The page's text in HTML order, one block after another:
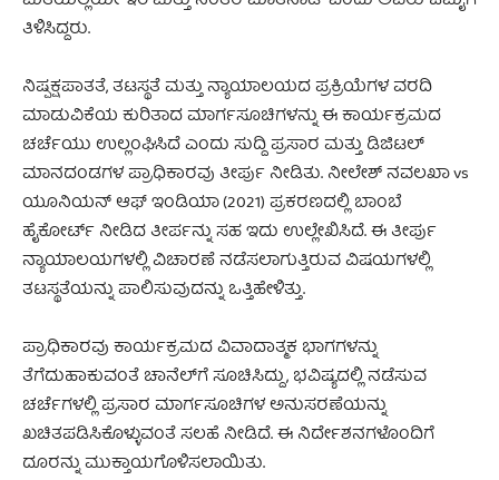
ತಿಳಿಸಿದ್ದರು.
ನಿಷ್ಪಕ್ಷಪಾತತೆ, ತಟಸ್ಥತೆ ಮತ್ತು ನ್ಯಾಯಾಲಯದ ಪ್ರಕ್ರಿಯೆಗಳ ವರದಿ
ಮಾಡುವಿಕೆಯ ಕುರಿತಾದ ಮಾರ್ಗಸೂಚಿಗಳನ್ನು ಈ ಕಾರ್ಯಕ್ರಮದ
ಚರ್ಚೆಯು ಉಲ್ಲಂಘಿಸಿದೆ ಎಂದು ಸುದ್ದಿ ಪ್ರಸಾರ ಮತ್ತು ಡಿಜಿಟಲ್
ಮಾನದಂಡಗಳ ಪ್ರಾಧಿಕಾರವು ತೀರ್ಪು ನೀಡಿತು. ನೀಲೇಶ್ ನವಲಖಾ vs
ಯೂನಿಯನ್ ಆಫ್ ಇಂಡಿಯಾ (2021) ಪ್ರಕರಣದಲ್ಲಿ ಬಾಂಬೆ
ಹೈಕೋರ್ಟ್ ನೀಡಿದ ತೀರ್ಪನ್ನು ಸಹ ಇದು ಉಲ್ಲೇಖಿಸಿದೆ. ಈ ತೀರ್ಪು
ನ್ಯಾಯಾಲಯಗಳಲ್ಲಿ ವಿಚಾರಣೆ ನಡೆಸಲಾಗುತ್ತಿರುವ ವಿಷಯಗಳಲ್ಲಿ
ತಟಸ್ಥತೆಯನ್ನು ಪಾಲಿಸುವುದನ್ನು ಒತ್ತಿಹೇಳಿತ್ತು.
ಪ್ರಾಧಿಕಾರವು ಕಾರ್ಯಕ್ರಮದ ವಿವಾದಾತ್ಮಕ ಭಾಗಗಳನ್ನು
ತೆಗೆದುಹಾಕುವಂತೆ ಚಾನೆಲ್‌ಗೆ ಸೂಚಿಸಿದ್ದು, ಭವಿಷ್ಯದಲ್ಲಿ ನಡೆಸುವ
ಚರ್ಚೆಗಳಲ್ಲಿ ಪ್ರಸಾರ ಮಾರ್ಗಸೂಚಿಗಳ ಅನುಸರಣೆಯನ್ನು
ಖಚಿತಪಡಿಸಿಕೊಳ್ಳುವಂತೆ ಸಲಹೆ ನೀಡಿದೆ. ಈ ನಿರ್ದೇಶನಗಳೊಂದಿಗೆ
ದೂರನ್ನು ಮುಕ್ತಾಯಗೊಳಿಸಲಾಯಿತು.